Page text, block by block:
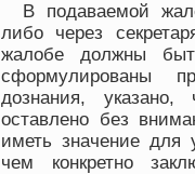
В подаваемой
либо через
жалобе должны
сформулированы
дознания,
оставлено без
иметь значение для
чем конкретно